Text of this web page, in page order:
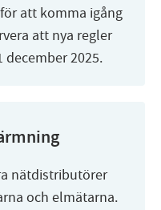
att komma igång
att nya regler
2025.
nätdistributörer
och elmätarna.